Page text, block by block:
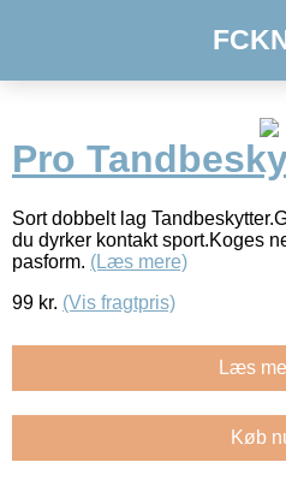
Pro
Sort dobbelt lag
du dyrker kontakt sport.Koges
pasform. (Læs mere)
99 kr. (Vis fragtpris)
Læs
Køb